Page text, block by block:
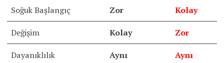
Soğuk Başlangıç Zor Kolay
Değişim Kolay Zor
Dayanıklılık Aynı Aynı